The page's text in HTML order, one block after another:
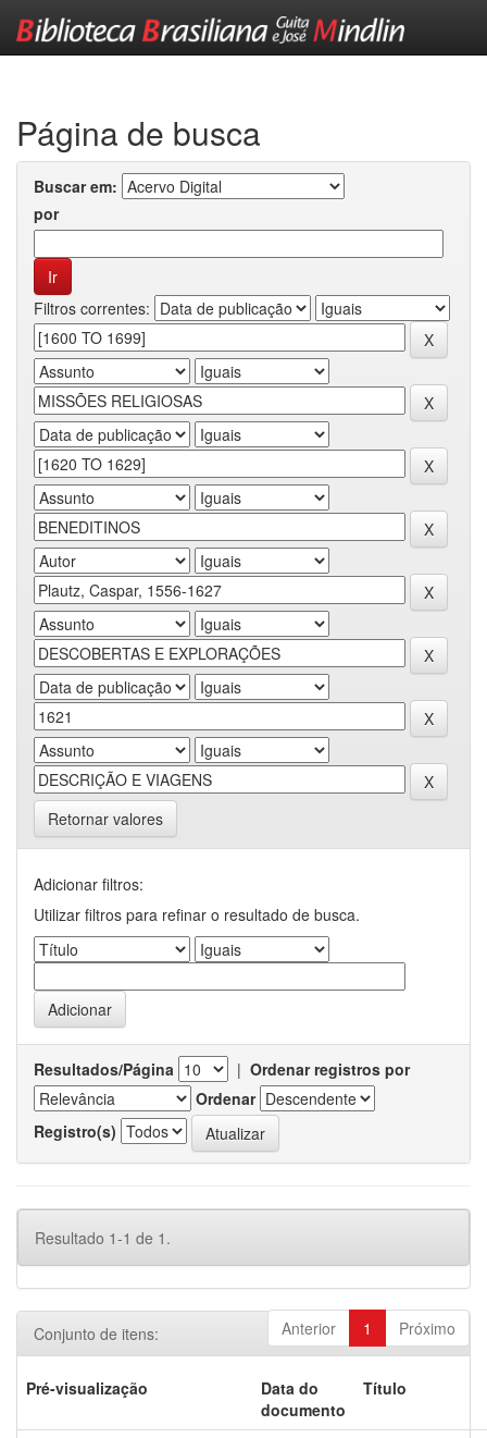
Página de busca
Buscar em:
por
Filtros correntes:
Retornar valores
Adicionar filtros:
Utilizar filtros para refinar o resultado de busca.
Resultados/Página | Ordenar registros por
Ordenar
Registro(s)
Resultado 1-1 de 1.
Anterior 1 Próximo
Conjunto de itens:
Pré-visualização
Data do
documento
Título